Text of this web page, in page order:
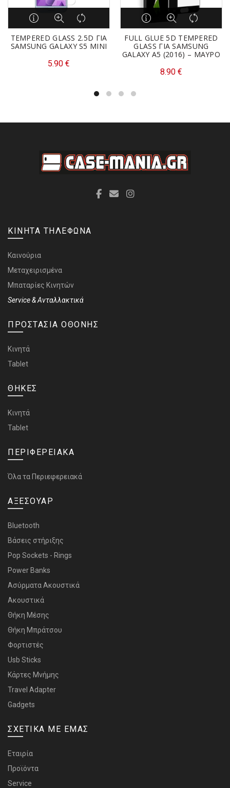
TEMPERED GLASS 2.5D ΓΙΑ
SAMSUNG GALAXY S5 MINI
5.90 €
FULL GLUE 5D TEMPERED
GLASS ΓΙΑ SAMSUNG
GALAXY A5 (2016) – ΜΑΥΡΟ
8.90 €
ΚΙΝΗΤΑ ΤΗΛΕΦΩΝΑ
Καινούρια
Μεταχειρισμένα
Μπαταρίες Κινητών
Service & Ανταλλακτικά
ΠΡΟΣΤΑΣΙΑ ΟΘΟΝΗΣ
Κινητά
Tablet
ΘΗΚΕΣ
Κινητά
Tablet
ΠΕΡΙΦΕΡΕΙΑΚΑ
Όλα τα Περιεφερειακά
ΑΞΕΣΟΥΑΡ
Bluetooth
Bάσεις στήριξης
Pop Sockets - Rings
Power Banks
Ασύρματα Ακουστικά
Ακουστικά
Θήκη Μέσης
Θήκη Μπράτσου
Φορτιστές
Usb Sticks
Κάρτες Μνήμης
Travel Adapter
Gadgets
ΣΧΕΤΙΚΑ ΜΕ ΕΜΑΣ
Εταιρία
Προϊόντα
Service